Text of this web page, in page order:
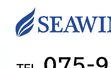
ホーム